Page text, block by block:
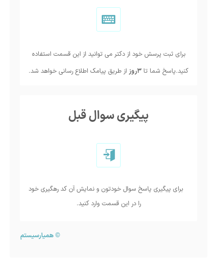
برای ثبت پرسش خود از دکتر می توانید از این قسمت استفاده
کنید.پاسخ شما تا 3روز از طریق پیامک اطلاع رسانی خواهد شد.
پیگیری سوال قبل
برای پیگیری پاسخ سوال خودتون و نمایش آن کد رهگیری خود
را در این قسمت وارد کنید.
©همیارسیستم